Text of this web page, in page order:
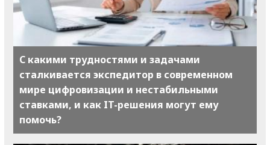
С какими трудностями и задачами
сталкивается экспедитор в современном
мире цифровизации и нестабильными
ставками, и как IT-решения могут ему
помочь?